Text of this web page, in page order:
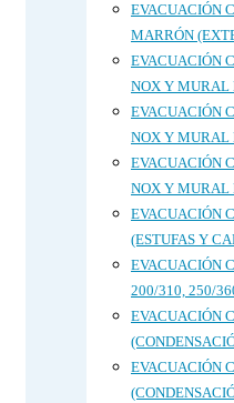
EVACUACIÓN
MARRÓN
EVACUACIÓN
NOX Y MURAL
EVACUACIÓN
NOX Y MURAL
EVACUACIÓN
NOX Y MURAL
EVACUACIÓN
(ESTUFAS Y
EVACUACIÓN
200/310, 250/
EVACUACIÓN
EVACUACIÓN